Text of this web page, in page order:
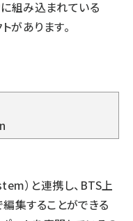
組み込まれている
があります。
）と連携し、BTS上
集することができる